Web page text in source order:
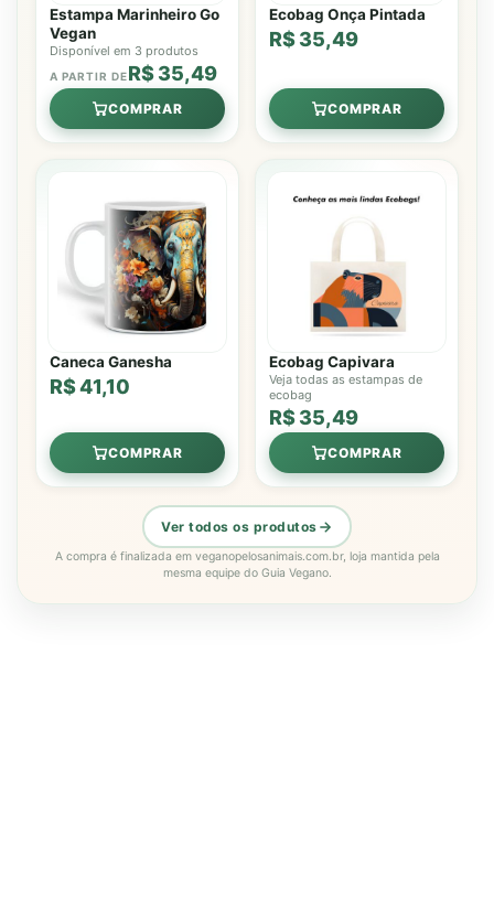
Estampa Marinheiro Go
Vegan
Disponível em 3 produtos
A PARTIR DER$ 35,49
COMPRAR
Ecobag Onça Pintada
R$ 35,49
COMPRAR
Caneca Ganesha
R$ 41,10
COMPRAR
Ecobag Capivara
Veja todas as estampas de
ecobag
R$ 35,49
COMPRAR
Ver todos os produtos
A compra é finalizada em veganopelosanimais.com.br, loja mantida pela
mesma equipe do Guia Vegano.